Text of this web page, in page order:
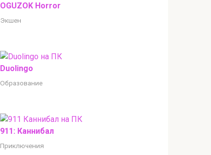
OGUZOK Horror
Экшен
Duolingo
Образование
911: Каннибал
Приключения